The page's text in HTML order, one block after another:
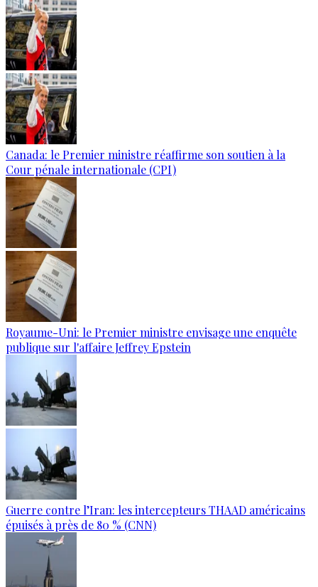
Canada: le Premier ministre réaffirme son soutien à la
Cour pénale internationale (CPI)
Royaume-Uni: le Premier ministre envisage une enquête
publique sur l'affaire Jeffrey Epstein
Guerre contre l’Iran: les intercepteurs THAAD américains
épuisés à près de 80 % (CNN)